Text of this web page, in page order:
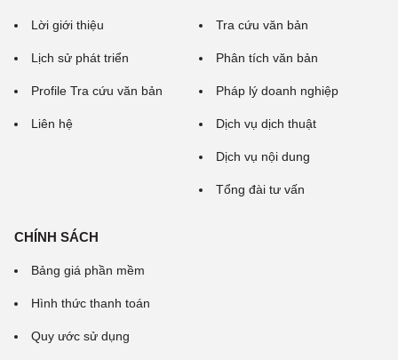
Lời giới thiệu
Lịch sử phát triển
Profile Tra cứu văn bản
Liên hệ
Tra cứu văn bản
Phân tích văn bản
Pháp lý doanh nghiệp
Dịch vụ dịch thuật
Dịch vụ nội dung
Tổng đài tư vấn
CHÍNH SÁCH
Bảng giá phần mềm
Hình thức thanh toán
Quy ước sử dụng